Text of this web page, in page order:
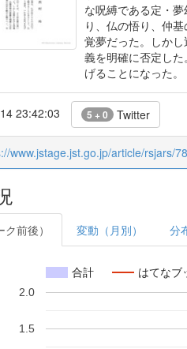
な呪縛である定・
り、仏の悟り、仲
覚夢だった。しか
義を明確に否定し
げることになった。
23:42:03 5 + 0 Twitter
www.jstage.jst.go.jp/article/rsjars/
前後） 変動（月別） 分
合計 はてなブ
1.5
2.0